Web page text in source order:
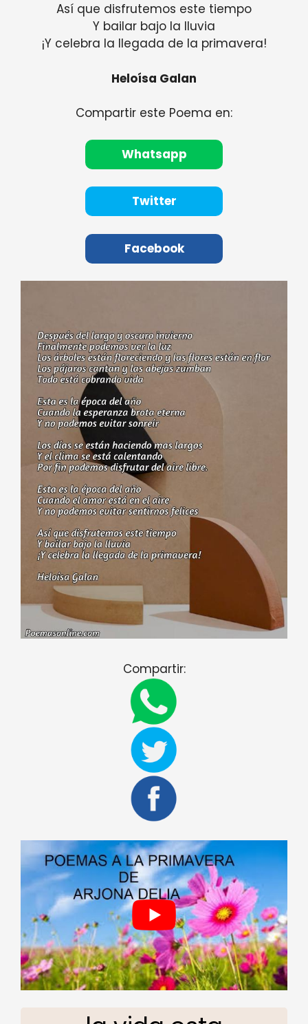
Así que disfrutemos este tiempo
Y bailar bajo la lluvia
¡Y celebra la llegada de la primavera!
Heloísa Galan
Compartir este Poema en:
Whatsapp
Twitter
Facebook
Compartir: